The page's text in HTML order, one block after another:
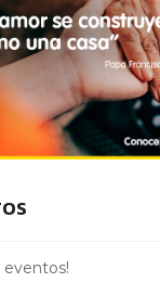
eventos!